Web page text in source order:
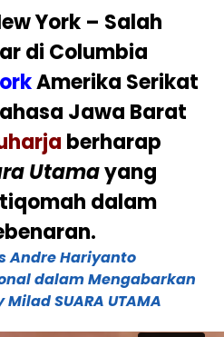
York – Salah
di Columbia
Amerika Serikat
Jawa Barat
berharap
Utamayang
dalam
Andre Hariyanto
dalam Mengabarkan
SUARA UTAMA